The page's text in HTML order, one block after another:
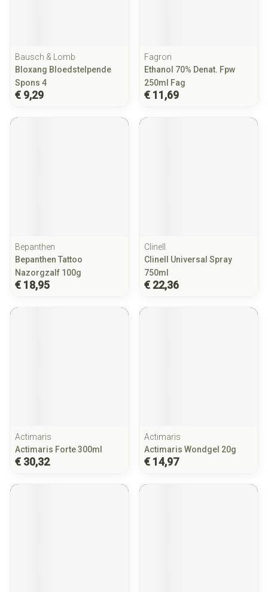
Bausch & Lomb
Bloxang Bloedstelpende
Spons 4
€ 9,29
Fagron
Ethanol 70% Denat. Fpw
250ml Fag
€ 11,69
Bepanthen
Bepanthen Tattoo
Nazorgzalf 100g
€ 18,95
Clinell
Clinell Universal Spray
750ml
€ 22,36
Actimaris
Actimaris Forte 300ml
€ 30,32
Actimaris
Actimaris Wondgel 20g
€ 14,97